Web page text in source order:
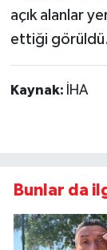
açık alanlar
ettiği
Kaynak: İHA
Bunlar da